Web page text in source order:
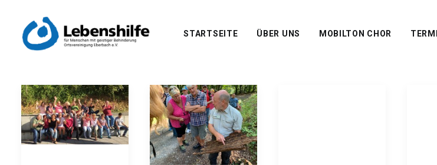
STARTSEITE ÜBER UNS MOBILTON CHOR